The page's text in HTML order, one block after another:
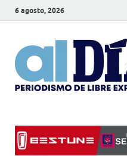
6 agosto, 2026